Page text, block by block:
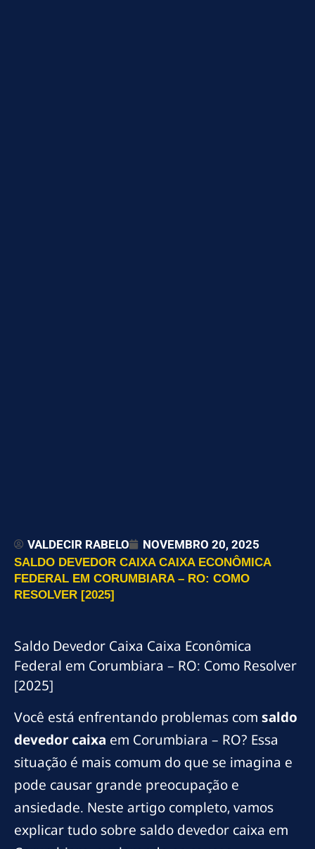
VALDECIR RABELO NOVEMBRO 20, 2025
SALDO DEVEDOR CAIXA CAIXA ECONÔMICA
FEDERAL EM CORUMBIARA – RO: COMO
RESOLVER [2025]
Saldo Devedor Caixa Caixa Econômica
Federal em Corumbiara – RO: Como Resolver
[2025]
Você está enfrentando problemas com saldo
devedor caixa em Corumbiara – RO? Essa
situação é mais comum do que se imagina e
pode causar grande preocupação e
ansiedade. Neste artigo completo, vamos
explicar tudo sobre saldo devedor caixa em